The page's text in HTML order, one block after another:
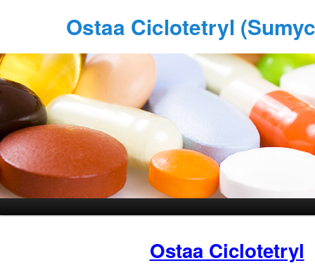
Ostaa Ciclotetryl
Ostaa Ciclotetryl